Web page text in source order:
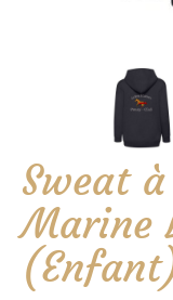
Sweat
Marine